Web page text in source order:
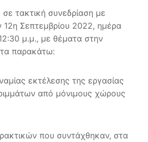
τακτική συνεδρίαση με
12η Σεπτεμβρίου 2022, ημέρα
μ.μ., με θέματα στην
τα παρακάτω:
εκτέλεσης της εργασίας
από μόνιμους χώρους
που συντάχθηκαν, στα